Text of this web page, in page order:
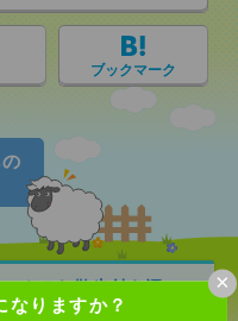
なりますか？
×
ブックマーク
んのお散歩付き添